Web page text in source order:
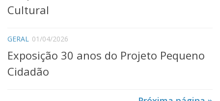
Pessoas
Serviços
Biblioteca
Administrativo e Financeiro
Cultural
GERAL 01/04/2026
Exposição 30 anos do Projeto Pequeno
Cidadão